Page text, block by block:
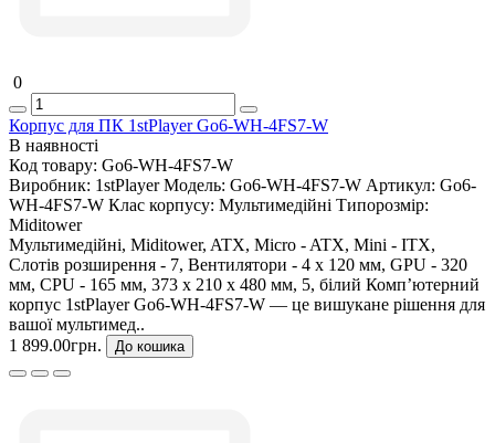
0
Корпус для ПК 1stPlayer Go6-WH-4FS7-W
В наявності
Код товару: Go6-WH-4FS7-W
Виробник: 1stPlayer Модель: Go6-WH-4FS7-W Артикул: Go6-
WH-4FS7-W Клас корпусу: Мультимедійні Типорозмір:
Miditower
Мультимедійні, Miditower, ATX, Micro - ATX, Mini - ITX,
Слотів розширення - 7, Вентилятори - 4 х 120 мм, GPU - 320
мм, CPU - 165 мм, 373 x 210 x 480 мм, 5, білий Комп’ютерний
корпус 1stPlayer Go6-WH-4FS7-W — це вишукане рішення для
вашої мультимед..
1 899.00грн.
До кошика